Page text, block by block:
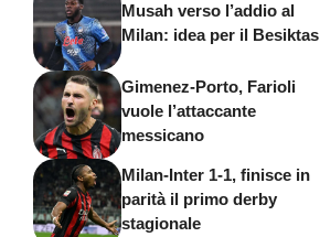
Musah verso l’addio al
Milan: idea per il Besiktas
Gimenez-Porto, Farioli
vuole l’attaccante
messicano
Milan-Inter 1-1, finisce in
parità il primo derby
stagionale